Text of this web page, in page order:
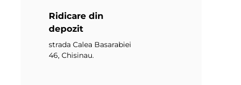
Ridicare din
depozit
strada Calea Basarabiei
46, Chisinau.